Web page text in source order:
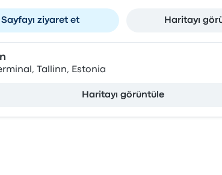
Sayfayı ziyaret et Haritayı
Tallinn, Estonia
Haritayı görüntüle